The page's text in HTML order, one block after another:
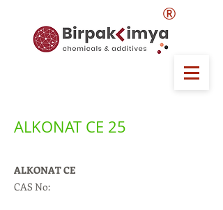
®
ALKONAT CE 25
ALKONAT CE
CAS No: